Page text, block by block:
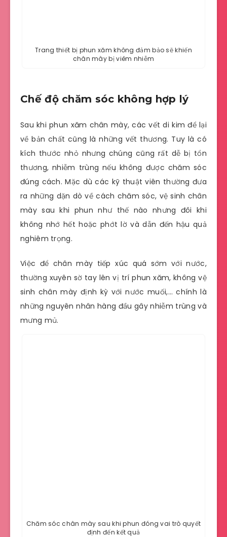
Trang thiết bị phun xăm không đảm bảo sẽ khiến
chân mày bị viêm nhiễm
Chế độ chăm sóc không hợp lý
Sau khi phun xăm chân mày, các vết di kim để lại
về bản chất cũng là những vết thương. Tuy là có
kích thước nhỏ nhưng chúng cũng rất dễ bị tổn
thương, nhiễm trùng nếu không được chăm sóc
đúng cách. Mặc dù các kỹ thuật viên thường đưa
ra những dặn dò về cách chăm sóc, vệ sinh chân
mày sau khi phun như thế nào nhưng đôi khi
không nhớ hết hoặc phớt lờ và dẫn đến hậu quả
nghiêm trọng.
Việc để chân mày tiếp xúc quá sớm với nước,
thường xuyên sờ tay lên vị trí phun xăm, không vệ
sinh chân mày định kỳ với nước muối,… chính là
những nguyên nhân hàng đầu gây nhiễm trùng và
mưng mủ.
Chăm sóc chân mày sau khi phun đóng vai trò quyết
định đến kết quả